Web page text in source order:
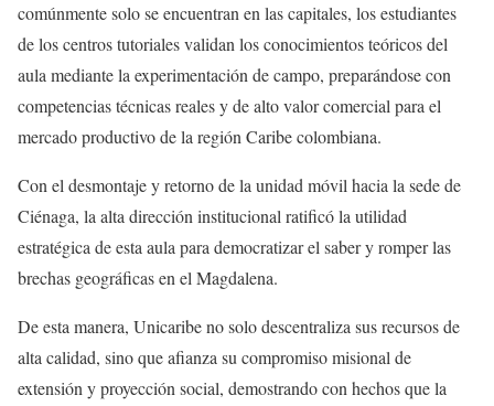
comúnmente solo se encuentran en las capitales, los estudiantes
de los centros tutoriales validan los conocimientos teóricos del
aula mediante la experimentación de campo, preparándose con
competencias técnicas reales y de alto valor comercial para el
mercado productivo de la región Caribe colombiana.
Con el desmontaje y retorno de la unidad móvil hacia la sede de
Ciénaga, la alta dirección institucional ratificó la utilidad
estratégica de esta aula para democratizar el saber y romper las
brechas geográficas en el Magdalena.
De esta manera, Unicaribe no solo descentraliza sus recursos de
alta calidad, sino que afianza su compromiso misional de
extensión y proyección social, demostrando con hechos que la